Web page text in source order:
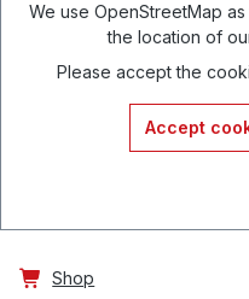
We use OpenStreetMap
the location of
Please accept the
Accept
Shop